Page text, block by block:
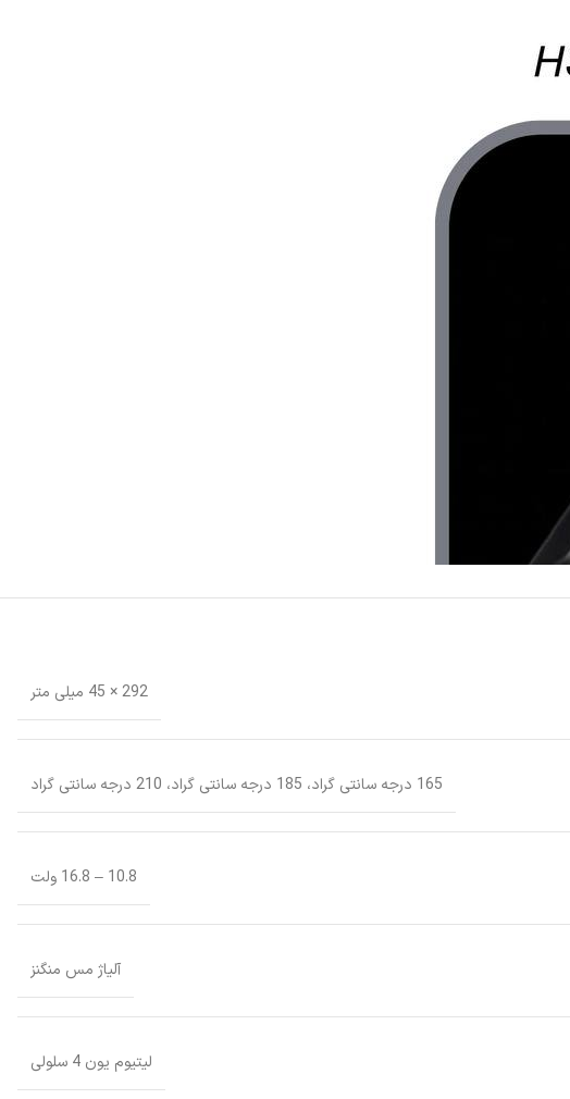
292 × 45 میلی متر
165 درجه سانتی گراد، 185 درجه سانتی گراد، 210 درجه سانتی گراد
10.8 – 16.8 ولت
آلیاژ مس منگنز
لیتیوم یون 4 سلولی